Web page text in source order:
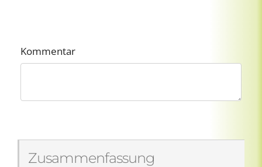
Kommentar
Zusammenfassung